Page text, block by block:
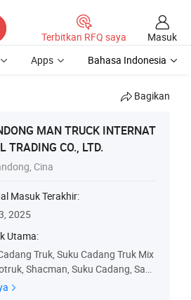
Terbitkan RFQ saya
Masuk
Apps Bahasa Indonesia
Bagikan
MAN TRUCK INTERNAT
TRADING CO., LTD.
Cina
Masuk Terakhir:
2025
Utama:
Truk, Suku Cadang Truk Mix
Shacman, Suku Cadang, San
Kabin Truk, Transmisi Truk, Truk B